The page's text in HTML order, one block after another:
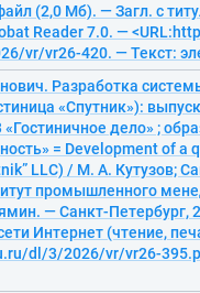
(2,0 Мб). — Загл. с
Reader 7.0. —
vr/vr26-420. — Текст:
Разработка
«Спутник»):
дело» ;
= Development of
LLC) / М. А. Кутузов;
промышленного
— Санкт-Петербург,
Интернет (чтение,
dl/3/2026/vr/vr26-